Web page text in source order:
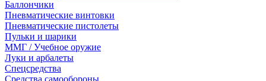
Баллончики
Пневматические винтовки
Пневматические пистолеты
Пульки и шарики
ММГ / Учебное оружие
Луки и арбалеты
Спецсредства
Средства самообороны